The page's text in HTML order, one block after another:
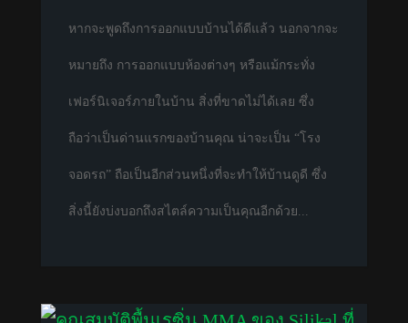
หากจะพูดถึงการออกแบบบ้านได้ดีแล้ว นอกจากจะ
หมายถึง การออกแบบห้องต่างๆ หรือแม้กระทั่ง
เฟอร์นิเจอร์ภายในบ้าน สิ่งที่ขาดไม่ได้เลย ซึ่ง
ถือว่าเป็นด่านแรกของบ้านคุณ น่าจะเป็น “โรง
จอดรถ” ถือเป็นอีกส่วนหนึ่งที่จะทำให้บ้านดูดี ซึ่ง
สิ่งนี้ยังบ่งบอกถึงสไตล์ความเป็นคุณอีกด้วย...